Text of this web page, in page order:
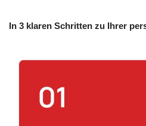
In 3 klaren Schritten zu Ihrer